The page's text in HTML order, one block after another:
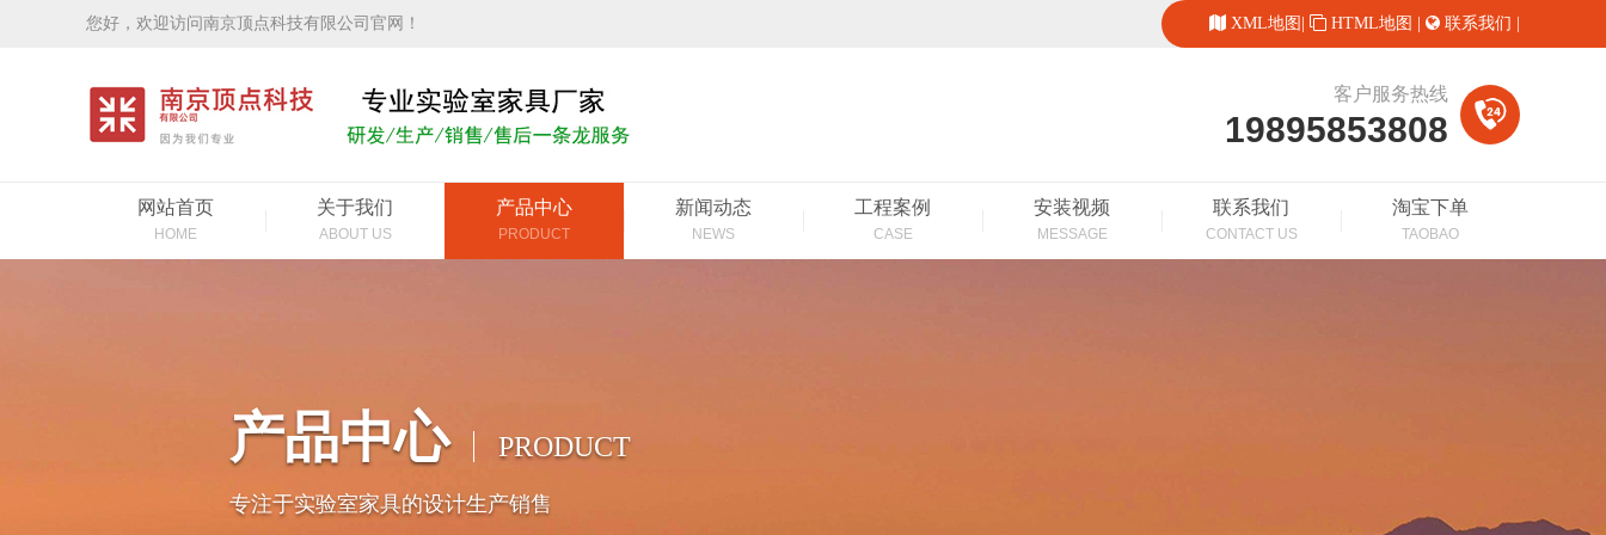
您好，欢迎访问南京顶点科技有限公司官网！ XML地图 HTML地图 联系我们
客户服务热线
19895853808
网站首页
HOME
关于我们
ABOUT US
产品中心
PRODUCT
新闻动态
NEWS
工程案例
CASE
安装视频
MESSAGE
联系我们
CONTACT US
淘宝下单
TAOBAO
产品中心 PRODUCT
专注于实验室家具的设计生产销售